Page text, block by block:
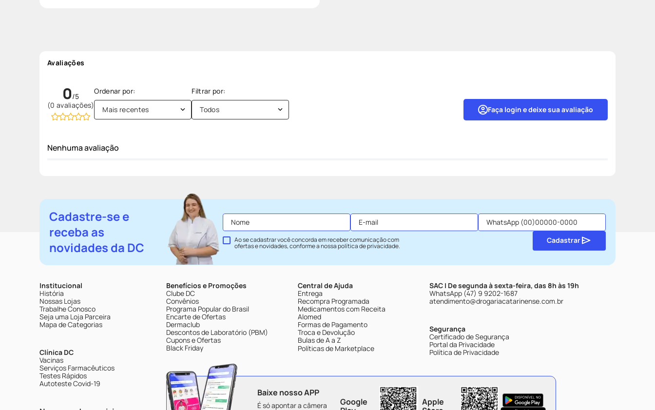
Avaliações
0
(0 avaliações) Faça login e deixe sua avaliação
Mais recentes Todos
Nenhuma avaliação
Cadastre-se e
receba as
novidades da DC
Ao se cadastrar você concorda em receber comunicação com
ofertas e novidades, conforme a nossapolítica de privacidade.
Cadastrar
Institucional
História
Nossas Lojas
Trabalhe Conosco
Seja uma Loja Parceira
Mapa de Categorias
Clínica DC
Vacinas
Serviços Farmacêuticos
Testes Rápidos
Autoteste Covid-19
Benefícios e Promoções
Clube DC
Convênios
Programa Popular do Brasil
Encarte de Ofertas
Dermaclub
Descontos de Laboratório (PBM)
Cupons e Ofertas
Black Friday
Central de Ajuda
Entrega
Recompra Programada
Medicamentos com Receita
Alomed
Formas de Pagamento
Troca e Devolução
Bulas de A a Z
Políticas de Marketplace
SAC | De segunda à sexta-feira, das 8h às 19h
WhatsApp (47) 9 9202-1687
atendimento@drogariacatarinense.com.br
Segurança
Certificado de Segurança
Portal da Privacidade
Política de Privacidade
Baixe nosso APP
É só apontar a câmera
Google
Apple